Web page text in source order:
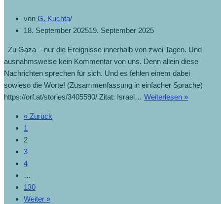
von G. Kuchta
18. September 202519. September 2025
Zu Gaza – nur die Ereignisse innerhalb von zwei Tagen. Und
ausnahmsweise kein Kommentar von uns. Denn allein diese
Nachrichten sprechen für sich. Und es fehlen einem dabei
sowieso die Worte! (Zusammenfassung in einfacher Sprache)
https://orf.at/stories/3405590/ Zitat: Israel… Weiterlesen »
« Zurück
1
2
3
4
…
130
Weiter »